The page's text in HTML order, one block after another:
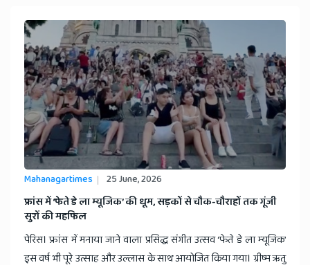
Mahanagartimes 25 June, 2026
​फ्रांस में ‘फेते डे ला म्यूजिक’ की धूम, सड़कों से चौक-चौराहों तक गूंजी
सुरों की महफिल
पेरिस। फ्रांस में मनाया जाने वाला प्रसिद्ध संगीत उत्सव ‘फेते डे ला म्यूजिक’
इस वर्ष भी पूरे उत्साह और उल्लास के साथ आयोजित किया गया। ग्रीष्म ऋतु